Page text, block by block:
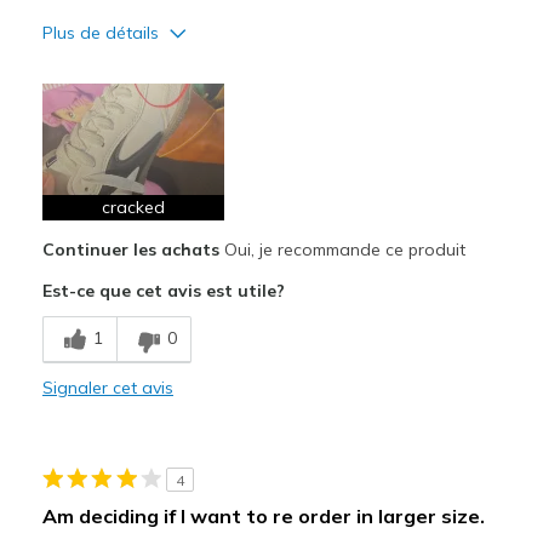
Plus de détails
Attractive Design
Breathe Well
Comfortable
Stylish
Le contre
Poor Quality
Les meilleures utilisations
Going Out
Travel
cracked
Continuer les achatsOui, je recommande ce produit
Est-ce que cet avis est utile?
1 0
Signaler cet avis
4
Am deciding if I want to re order in larger size.